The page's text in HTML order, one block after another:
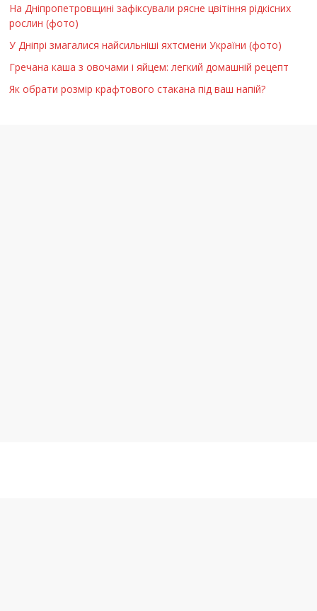
На Дніпропетровщині зафіксували рясне цвітіння рідкісних
рослин (фото)
У Дніпрі змагалися найсильніші яхтсмени України (фото)
Гречана каша з овочами і яйцем: легкий домашній рецепт
Як обрати розмір крафтового стакана під ваш напій?